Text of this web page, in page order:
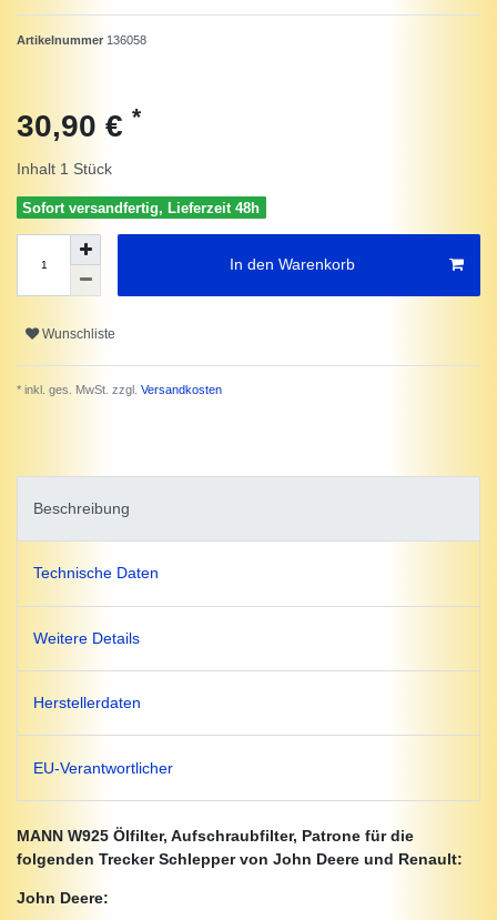
Artikelnummer 136058
30,90 € *
Inhalt 1 Stück
Sofort versandfertig, Lieferzeit 48h
In den Warenkorb
Wunschliste
* inkl. ges. MwSt. zzgl. Versandkosten
Beschreibung
Technische Daten
Weitere Details
Herstellerdaten
EU-Verantwortlicher
MANN W925 Ölfilter, Aufschraubfilter, Patrone für die
folgenden Trecker Schlepper von John Deere und Renault:
John Deere: